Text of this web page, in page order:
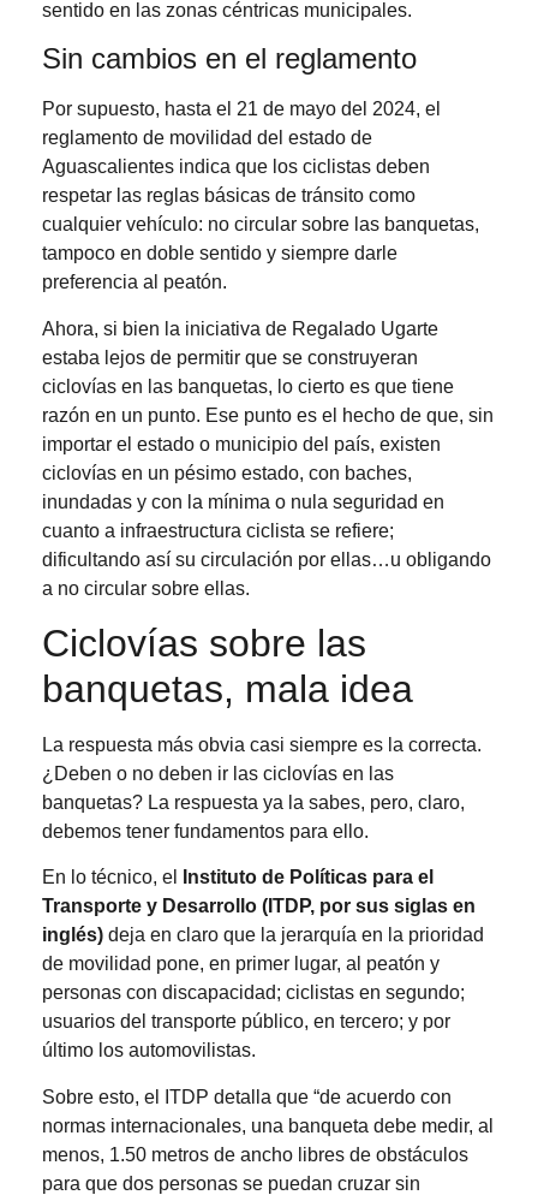
sentido en las zonas céntricas municipales.
Sin cambios en el reglamento
Por supuesto, hasta el 21 de mayo del 2024, el
reglamento de movilidad del estado de
Aguascalientes indica que los ciclistas deben
respetar las reglas básicas de tránsito como
cualquier vehículo: no circular sobre las banquetas,
tampoco en doble sentido y siempre darle
preferencia al peatón.
Ahora, si bien la iniciativa de Regalado Ugarte
estaba lejos de permitir que se construyeran
ciclovías en las banquetas, lo cierto es que tiene
razón en un punto. Ese punto es el hecho de que, sin
importar el estado o municipio del país, existen
ciclovías en un pésimo estado, con baches,
inundadas y con la mínima o nula seguridad en
cuanto a infraestructura ciclista se refiere;
dificultando así su circulación por ellas…u obligando
a no circular sobre ellas.
Ciclovías sobre las
banquetas, mala idea
La respuesta más obvia casi siempre es la correcta.
¿Deben o no deben ir las ciclovías en las
banquetas? La respuesta ya la sabes, pero, claro,
debemos tener fundamentos para ello.
En lo técnico, el
Instituto de Políticas para el
Transporte y Desarrollo (ITDP, por sus siglas en
inglés) deja en claro que la jerarquía en la prioridad
de movilidad pone, en primer lugar, al peatón y
personas con discapacidad; ciclistas en segundo;
usuarios del transporte público, en tercero; y por
último los automovilistas.
Sobre esto, el ITDP detalla que “de acuerdo con
normas internacionales, una banqueta debe medir, al
menos, 1.50 metros de ancho libres de obstáculos
para que dos personas se puedan cruzar sin